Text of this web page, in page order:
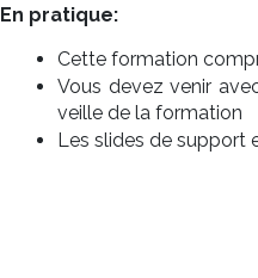
En pratique:
Cette formation
Vous devez venir
veille de la formation
Les slides de support